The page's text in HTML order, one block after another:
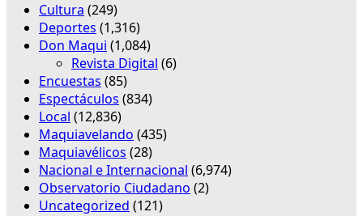
Cultura (249)
Deportes (1,316)
Don Maqui (1,084)
Revista Digital (6)
Encuestas (85)
Espectáculos (834)
Local (12,836)
Maquiavelando (435)
Maquiavélicos (28)
Nacional e Internacional (6,974)
Observatorio Ciudadano (2)
Uncategorized (121)